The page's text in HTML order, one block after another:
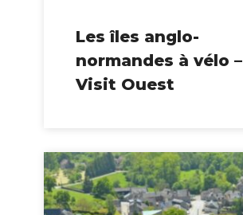
Les îles anglo-
normandes à vélo –
Visit Ouest